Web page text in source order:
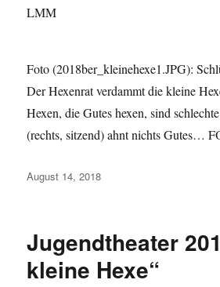
LMM
Foto (2018ber_kleinehexe1.JPG):
Der Hexenrat verdammt die kleine
Hexen, die Gutes hexen, sind
(rechts, sitzend) ahnt nichts Gutes…
Veröffentlicht
August 14, 2018
Jugendtheater
kleine Hexe“